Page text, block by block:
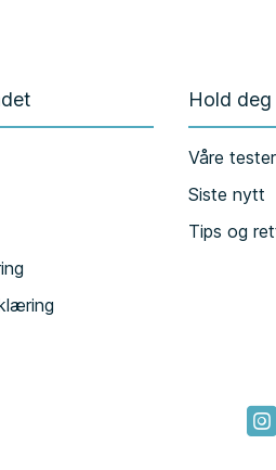
Hold
Våre tester
Siste nytt
Tips og